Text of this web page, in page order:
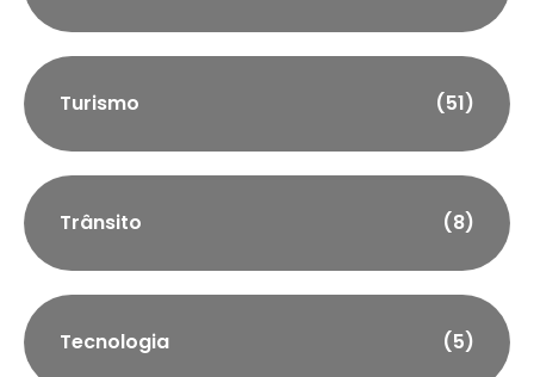
Turismo (51)
Trânsito (8)
Tecnologia (5)